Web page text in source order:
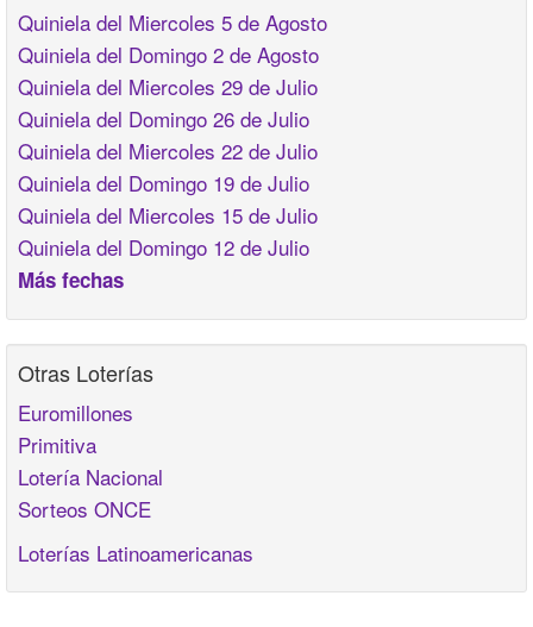
Quiniela del Miercoles 5 de Agosto
Quiniela del Domingo 2 de Agosto
Quiniela del Miercoles 29 de Julio
Quiniela del Domingo 26 de Julio
Quiniela del Miercoles 22 de Julio
Quiniela del Domingo 19 de Julio
Quiniela del Miercoles 15 de Julio
Quiniela del Domingo 12 de Julio
Más fechas
Otras Loterías
Euromillones
Primitiva
Lotería Nacional
Sorteos ONCE
Loterías Latinoamericanas